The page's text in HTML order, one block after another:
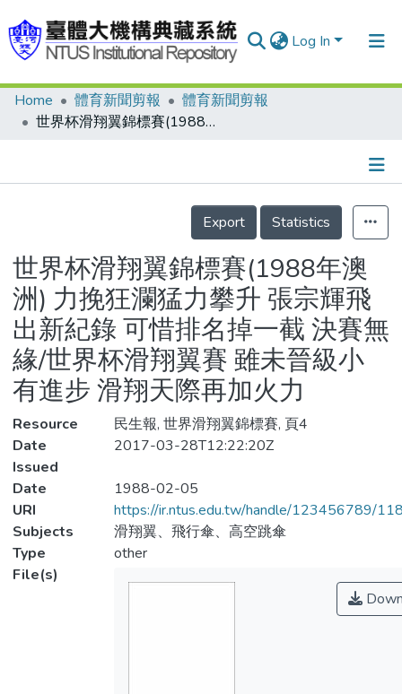
Log In
Communities & Collections
Statistics
Home 體育新聞剪報
體育新聞剪報
世界杯滑翔翼錦標賽(1988年澳洲) 力挽狂瀾猛力攀升 張宗輝飛出新紀錄 可惜排名掉一截 決賽無緣/世界杯滑翔翼賽 雖未晉級小有進步 滑翔天際再加火力
Details
Export
Statistics
世界杯滑翔翼錦標賽(1988年澳
洲) 力挽狂瀾猛力攀升 張宗輝飛
出新紀錄 可惜排名掉一截 決賽無
緣/世界杯滑翔翼賽 雖未晉級小
有進步 滑翔天際再加火力
Resource
民生報, 世界滑翔翼錦標賽, 頁4
Date
Issued
2017-03-28T12:22:20Z
Date
1988-02-05
URI
https://ir.ntus.edu.tw/handle/123456789/
Subjects
滑翔翼、飛行傘、高空跳傘
Type
other
File(s)